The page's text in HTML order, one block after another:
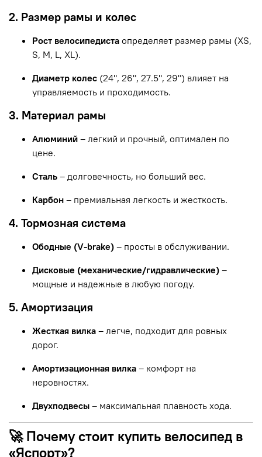
2. Размер рамы и колес
Рост велосипедиста определяет размер рамы (XS,
S, M, L, XL).
Диаметр колес (24", 26", 27.5", 29") влияет на
управляемость и проходимость.
3. Материал рамы
Алюминий – легкий и прочный, оптимален по
цене.
Сталь – долговечность, но больший вес.
Карбон – премиальная легкость и жесткость.
4. Тормозная система
Ободные (V-brake) – просты в обслуживании.
Дисковые (механические/гидравлические) –
мощные и надежные в любую погоду.
5. Амортизация
Жесткая вилка – легче, подходит для ровных
дорог.
Амортизационная вилка – комфорт на
неровностях.
Двухподвесы – максимальная плавность хода.
🚀 Почему стоит купить велосипед в
«Яспорт»?